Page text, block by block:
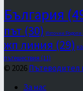
България
път (30) Източни Родопи
жп линия (29)
пътешествия (11)
© 2026Пътеводител
За нас